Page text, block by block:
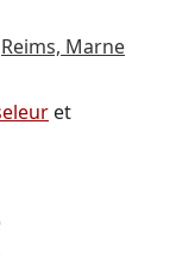
Reims, Marne
et